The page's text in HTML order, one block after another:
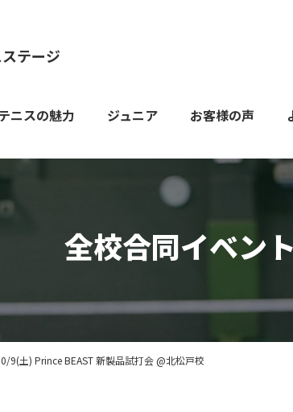
テージ
ニスの魅力 ジュニア お客様の声
全校合同イベント
9(土) Prince BEAST 新製品試打会 @北松戸校